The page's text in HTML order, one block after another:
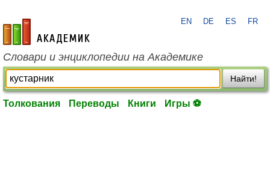
academic.ru
EN DE ES FR
Словари и энциклопедии на Академике
Найти!
Толкования Переводы Книги Игры ⚽